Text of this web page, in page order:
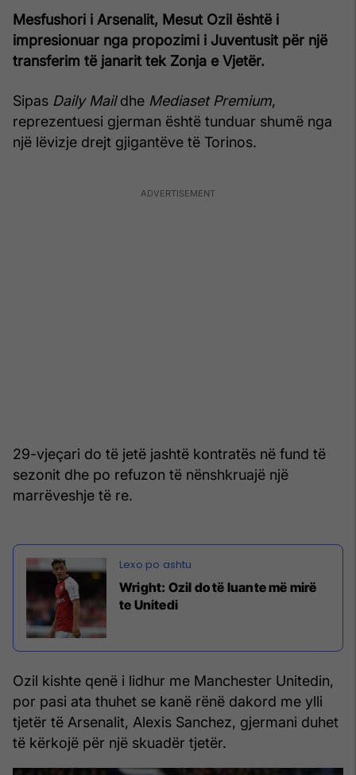
Mesfushori i Arsenalit, Mesut Ozil është i
impresionuar nga propozimi i Juventusit për një
transferim të janarit tek Zonja e Vjetër.
Sipas Daily Maildhe Mediaset Premium,
reprezentuesi gjerman është tunduar shumë nga
një lëvizje drejt gjigantëve të Torinos.
29-vjeçari do të jetë jashtë kontratës në fund të
sezonit dhe po refuzon të nënshkruajë një
marrëveshje të re.
Wright: Ozil do të luante më mirë
te Unitedi
Ozil kishte qenë i lidhur me Manchester Unitedin,
por pasi ata thuhet se kanë rënë dakord me ylli
tjetër të Arsenalit, Alexis Sanchez, gjermani duhet
të kërkojë për një skuadër tjetër.